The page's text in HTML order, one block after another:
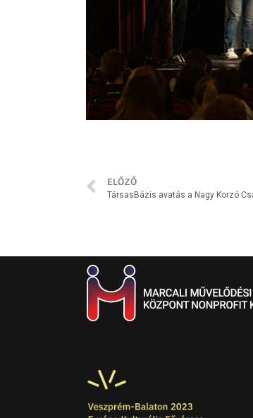
ELŐZŐ
TársasBázis avatás a Nagy Korzó